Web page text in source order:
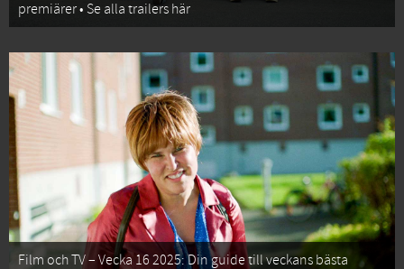
premiärer • Se alla trailers här
Film och TV – Vecka 16 2025: Din guide till veckans bästa